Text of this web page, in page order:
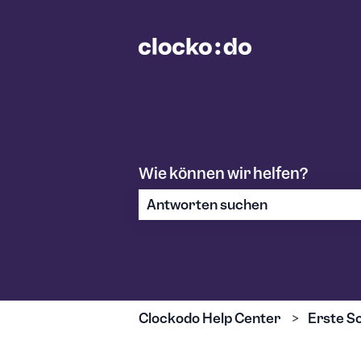
Wie können wir helfen?
Clockodo Help Center Erste